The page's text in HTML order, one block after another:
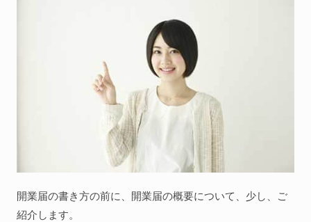
開業届の書き方の前に、開業届の概要について、少し、ご
紹介します。